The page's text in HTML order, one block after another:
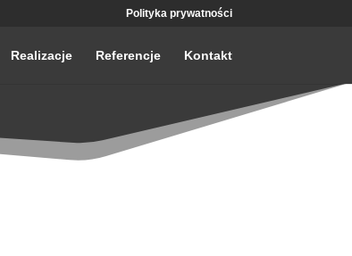
Polityka prywatności
Realizacje Referencje Kontakt